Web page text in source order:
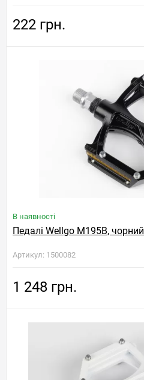
222 грн.
В наявності
Педалі Wellgo M195B, чорний
Артикул: 1500082
1 248 грн.